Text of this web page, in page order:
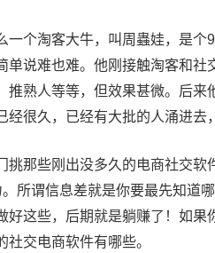
一个淘客大牛，叫周蟲娃，是
单说难也难。他刚接触淘客和
推熟人等等，但效果甚微。后
经很久，已经有大批的人涌进去
挑那些刚出没多久的电商社交
所谓信息差就是你要最先知道
好这些，后期就是躺赚了！如
社交电商软件有哪些。